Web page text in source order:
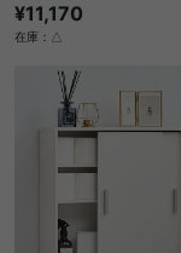
¥11,170
在庫：△